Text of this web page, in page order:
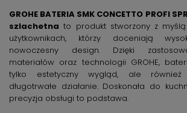
GROHE BATERIA SMK CONCETTO PROFI
szlachetna to produkt stworzony z
użytkownikach, którzy doceniają
nowoczesny design. Dzięki
materiałów oraz technologii GROHE,
tylko estetyczny wygląd, ale również
długotrwałe działanie. Doskonała do
precyzja obsługi to podstawa.